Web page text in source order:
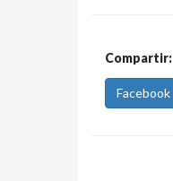
Compartir:
Facebook